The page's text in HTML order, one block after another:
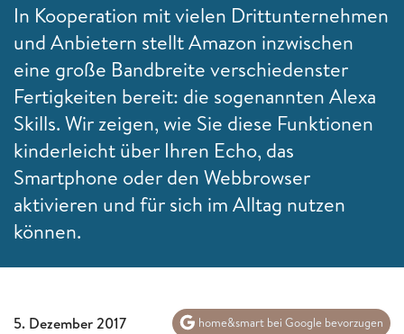
In Kooperation mit vielen Drittunternehmen
und Anbietern stellt Amazon inzwischen
eine große Bandbreite verschiedenster
Fertigkeiten bereit: die sogenannten Alexa
Skills. Wir zeigen, wie Sie diese Funktionen
kinderleicht über Ihren Echo, das
Smartphone oder den Webbrowser
aktivieren und für sich im Alltag nutzen
können.
5. Dezember 2017 home&smart bei Google bevorzugen